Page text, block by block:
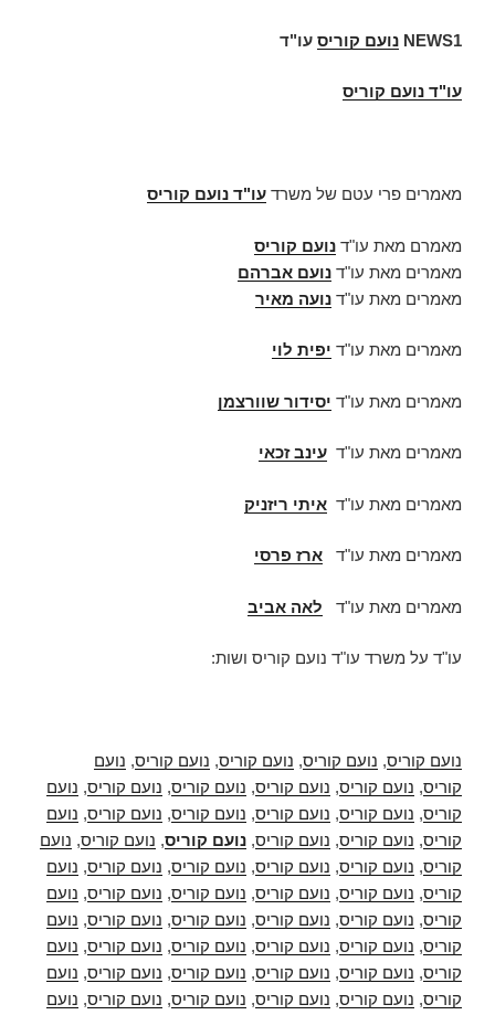
NEWS1 נועם קוריס עו"ד
עו"ד נועם קוריס
מאמרים פרי עטם של משרד עו"ד נועם קוריס
מאמרם מאת עו"ד נועם קוריס
מאמרים מאת עו"ד נועם אברהם
מאמרים מאת עו"ד נועה מאיר
מאמרים מאת עו"ד יפית לוי
מאמרים מאת עו"ד יסידור שוורצמן
מאמרים מאת עו"ד עינב זכאי
מאמרים מאת עו"ד איתי ריזניק
מאמרים מאת עו"ד ארז פרסי
מאמרים מאת עו"ד לאה אביב
עו"ד על משרד עו"ד נועם קוריס ושות:
נועם קוריס, נועם קוריס, נועם קוריס, נועם קוריס, נועם
קוריס, נועם קוריס, נועם קוריס, נועם קוריס, נועם קוריס, נועם
קוריס, נועם קוריס, נועם קוריס, נועם קוריס, נועם קוריס, נועם
קוריס, נועם קוריס, נועם קוריס, נועם קוריס, נועם קוריס, נועם
קוריס, נועם קוריס, נועם קוריס, נועם קוריס, נועם קוריס, נועם
קוריס, נועם קוריס, נועם קוריס, נועם קוריס, נועם קוריס, נועם
קוריס, נועם קוריס, נועם קוריס, נועם קוריס, נועם קוריס, נועם
קוריס, נועם קוריס, נועם קוריס, נועם קוריס, נועם קוריס, נועם
קוריס, נועם קוריס, נועם קוריס, נועם קוריס, נועם קוריס, נועם
קוריס, נועם קוריס, נועם קוריס, נועם קוריס, נועם קוריס, נועם